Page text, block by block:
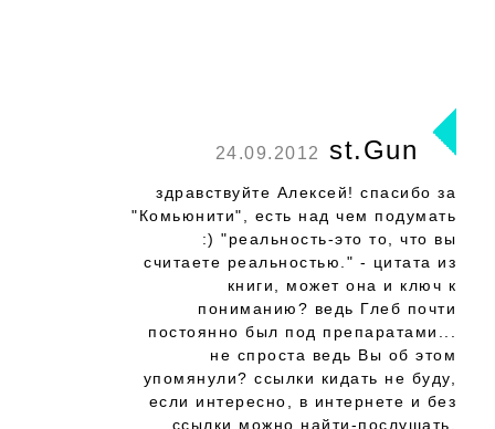
24.09.2012 st.Gun
здравствуйте Алексей! спасибо за
"Комьюнити", есть над чем подумать
:) "реальность-это то, что вы
считаете реальностью." - цитата из
книги, может она и ключ к
пониманию? ведь Глеб почти
постоянно был под препаратами...
не спроста ведь Вы об этом
упомянули? ссылки кидать не буду,
если интересно, в интернете и без
ссылки можно найти-послушать.